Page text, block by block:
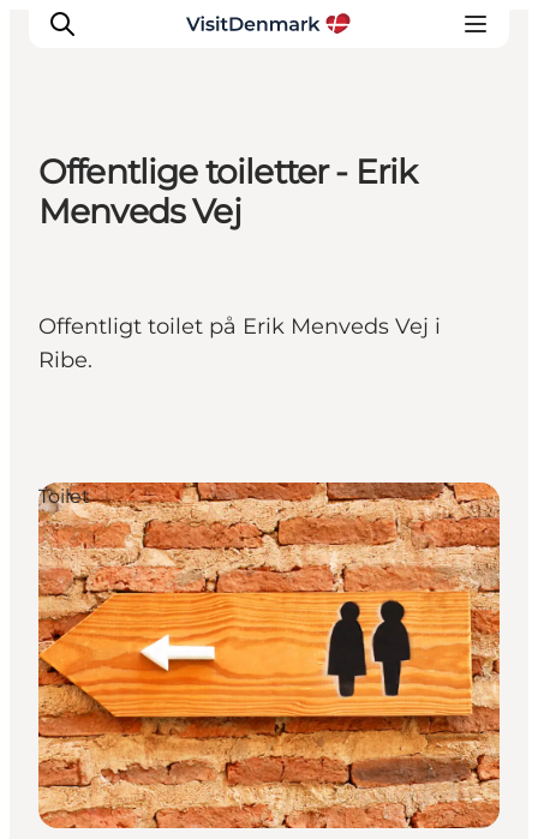
Inspiration
Planlæg ferien
Offentlige toiletter - Erik
Menveds Vej
Offentligt toilet på Erik Menveds Vej i
Ribe.
Toilet